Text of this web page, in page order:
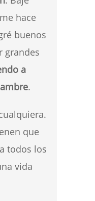
hace
buenos
grandes
a
.
que
todos los
vida